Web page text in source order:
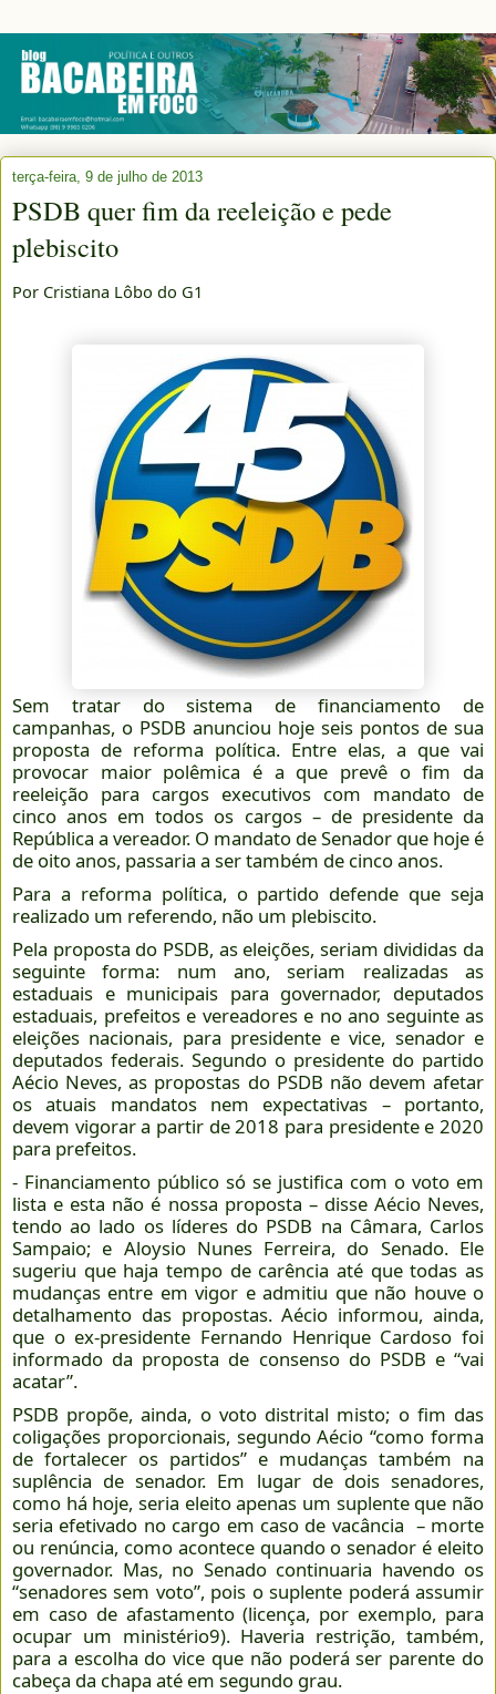
terça-feira, 9 de julho de 2013
PSDB quer fim da reeleição e pede
plebiscito
Por Cristiana Lôbo do G1
Sem tratar do sistema de financiamento de
campanhas, o PSDB anunciou hoje seis pontos de sua
proposta de reforma política. Entre elas, a que vai
provocar maior polêmica é a que prevê o fim da
reeleição para cargos executivos com mandato de
cinco anos em todos os cargos – de presidente da
República a vereador. O mandato de Senador que hoje é
de oito anos, passaria a ser também de cinco anos.
Para a reforma política, o partido defende que seja
realizado um referendo, não um plebiscito.
Pela proposta do PSDB, as eleições, seriam divididas da
seguinte forma: num ano, seriam realizadas as
estaduais e municipais para governador, deputados
estaduais, prefeitos e vereadores e no ano seguinte as
eleições nacionais, para presidente e vice, senador e
deputados federais. Segundo o presidente do partido
Aécio Neves, as propostas do PSDB não devem afetar
os atuais mandatos nem expectativas – portanto,
devem vigorar a partir de 2018 para presidente e 2020
para prefeitos.
- Financiamento público só se justifica com o voto em
lista e esta não é nossa proposta – disse Aécio Neves,
tendo ao lado os líderes do PSDB na Câmara, Carlos
Sampaio; e Aloysio Nunes Ferreira, do Senado. Ele
sugeriu que haja tempo de carência até que todas as
mudanças entre em vigor e admitiu que não houve o
detalhamento das propostas. Aécio informou, ainda,
que o ex-presidente Fernando Henrique Cardoso foi
informado da proposta de consenso do PSDB e “vai
acatar”.
PSDB propõe, ainda, o voto distrital misto; o fim das
coligações proporcionais, segundo Aécio “como forma
de fortalecer os partidos” e mudanças também na
suplência de senador. Em lugar de dois senadores,
como há hoje, seria eleito apenas um suplente que não
seria efetivado no cargo em caso de vacância – morte
ou renúncia, como acontece quando o senador é eleito
governador. Mas, no Senado continuaria havendo os
“senadores sem voto”, pois o suplente poderá assumir
em caso de afastamento (licença, por exemplo, para
ocupar um ministério9). Haveria restrição, também,
para a escolha do vice que não poderá ser parente do
cabeça da chapa até em segundo grau.